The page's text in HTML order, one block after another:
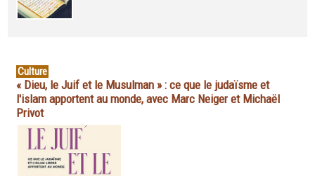
Culture
« Dieu, le Juif et le Musulman » : ce que le judaïsme et
l'islam apportent au monde, avec Marc Neiger et Michaël
Privot